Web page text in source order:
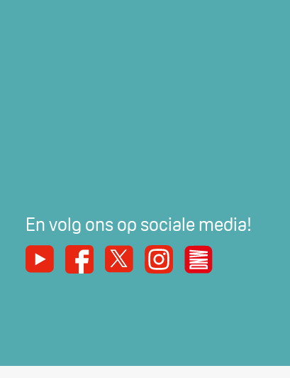
En volg ons op sociale media!
YoutubeFacebook
X InstagramDe Nieuwe Werker